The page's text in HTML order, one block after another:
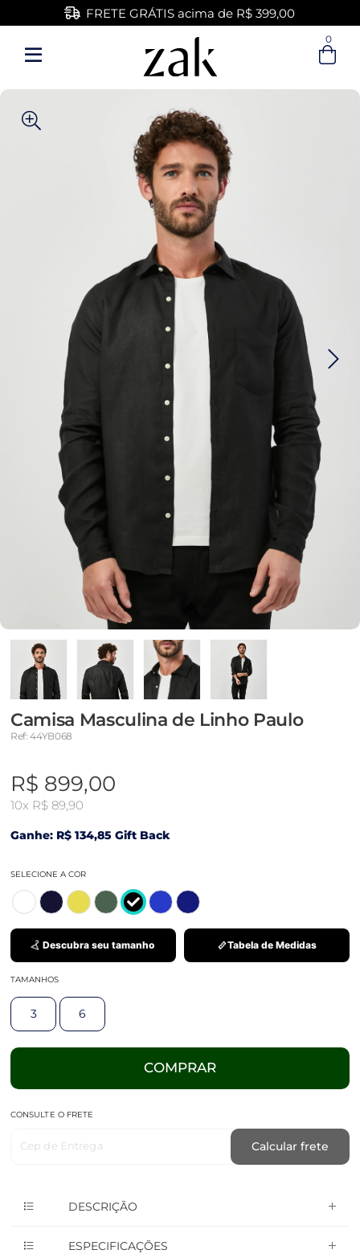
Entre com email ou cpf/cnpj
Criar nova conta
FRETE GRÁTIS acima de R$ 399,00
0
Camisa Masculina de Linho Paulo
Ref: 44YB068
R$ 899,00
10x R$ 89,90
Ganhe: R$ 134,85 Gift Back
SELECIONE A COR
Descubra seu tamanho Tabela de Medidas
TAMANHOS
3 6
COMPRAR
CONSULTE O FRETE
Cep de Entrega Calcular frete
DESCRIÇÃO
ESPECIFICAÇÕES